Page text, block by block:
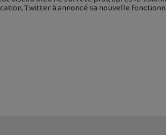
Twitter à annoncé sa nouvelle